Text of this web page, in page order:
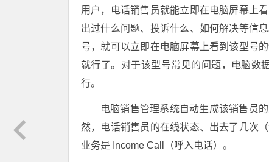
用户，电话销售员就能立即在电脑屏幕上
出过什么问题、投诉什么、如何解决等信
号，就可以立即在电脑屏幕上看到该型号
就行了。对于该型号常见的问题，电脑数
行。
电脑销售管理系统自动生成该销售员
然，电话销售员的在线状态、出去了几次
业务是 Income Call（呼入电话）。